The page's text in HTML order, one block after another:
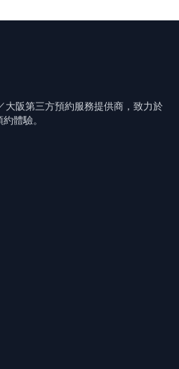
大阪第三方預約服務提供商，致力於
體驗。